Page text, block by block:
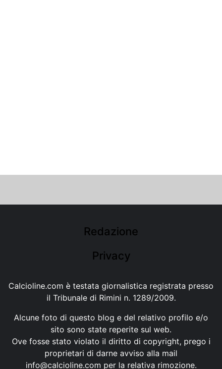
Redazione
Privacy
Calcioline.com è testata giornalistica registrata presso
il Tribunale di Rimini n. 1289/2009.
Alcune foto di questo blog e del relativo profilo e/o
sito sono state reperite sul web.
Ove fosse stato violato il diritto di copyright, prego i
proprietari di darne avviso alla mail
info@calcioline.com per la relativa rimozione.